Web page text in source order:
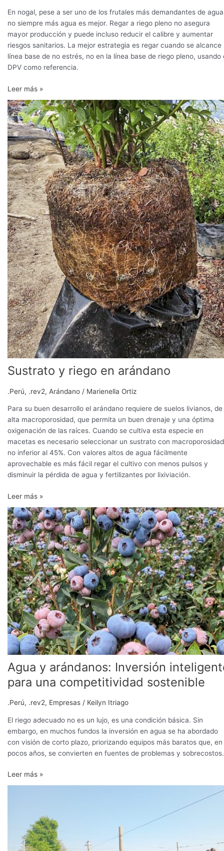
En nogal, pese a ser uno de los frutales más demandantes de
no siempre más agua es mejor. Regar a riego pleno no asegura
mayor producción y puede incluso reducir el calibre y aumentar
riesgos sanitarios. La mejor estrategia es regar cuando se alcance
línea base de no estrés, no en la línea base de riego pleno, usando
DPV como referencia.
Leer más »
Sustrato y riego en arándano
.Perú, .rev2, Arándano / Marienella Ortiz
Para su buen desarrollo el arándano requiere de suelos livianos, de
alta macroporosidad, que permita un buen drenaje y una óptima
oxigenación de las raíces. Cuando se cultiva esta especie en
macetas es necesario seleccionar un sustrato con macroporosidad
no inferior al 45%. Con valores altos de agua fácilmente
aprovechable es más fácil regar el cultivo con menos pulsos y
disminuir la pérdida de agua y fertilizantes por lixiviación.
Sustrato
y
riego
en
arándano
Leer más »
Agua y arándanos: Inversión
para una competitividad sostenible
.Perú, .rev2, Empresas / Keilyn Itriago
El riego adecuado no es un lujo, es una condición básica. Sin
embargo, en muchos fundos la inversión en agua se ha abordado
con visión de corto plazo, priorizando equipos más baratos que, en
pocos años, se convierten en fuentes de problemas y sobrecostos.
Agua
y
arándanos:
Inversión
inteligente
para
una
competitividad
sostenible
Leer más »
desafío
permanente